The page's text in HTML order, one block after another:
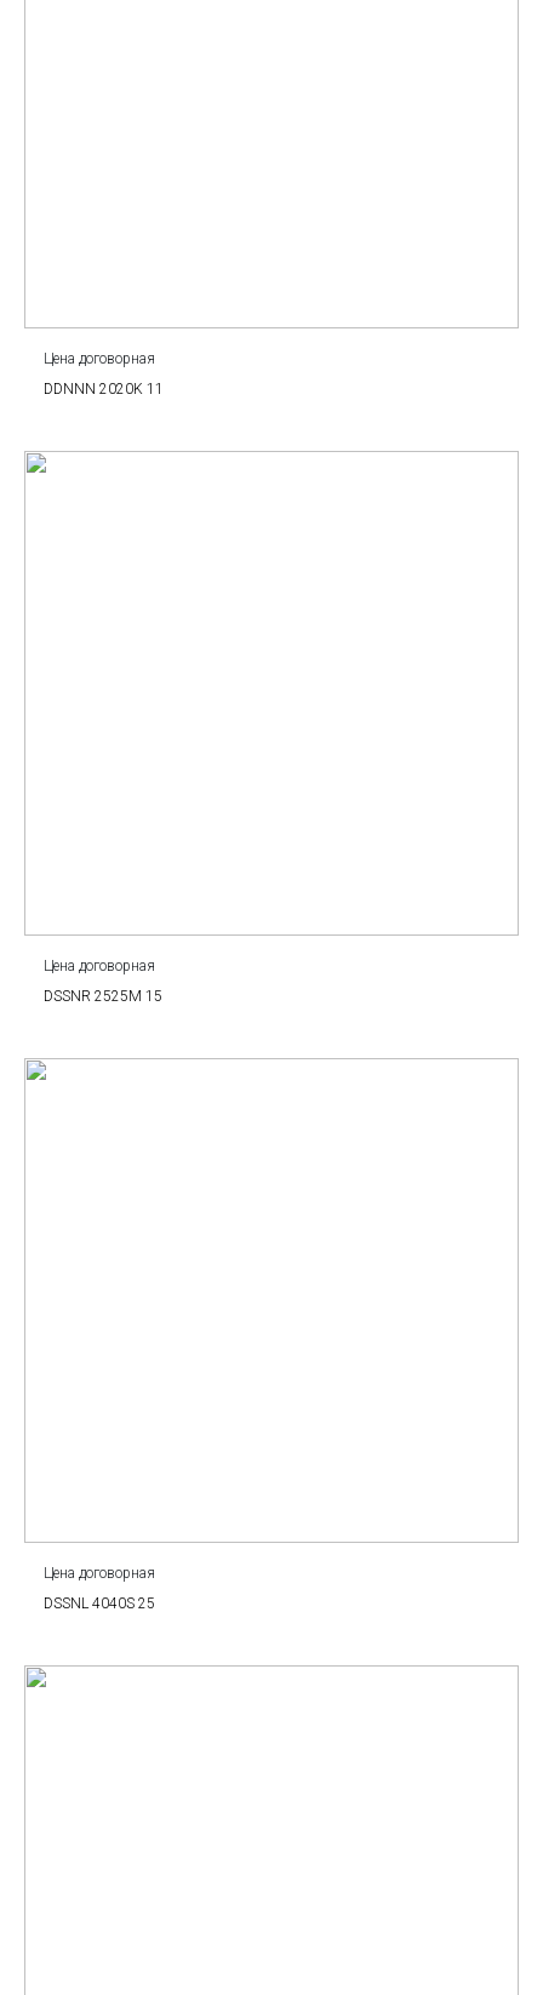
Цена договорная
DDNNN 2020K 11
Цена договорная
DSSNR 2525M 15
Цена договорная
DSSNL 4040S 25